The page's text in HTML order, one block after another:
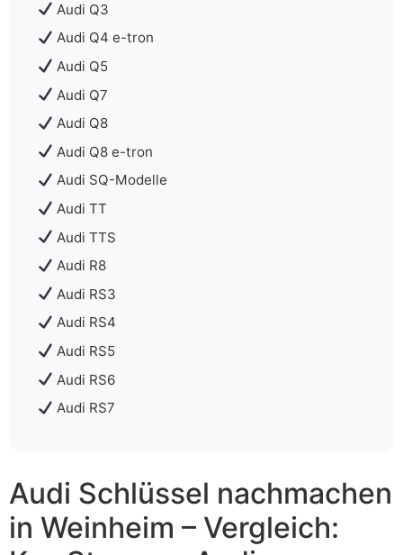
Audi Q3
Audi Q4 e-tron
Audi Q5
Audi Q7
Audi Q8
Audi Q8 e-tron
Audi SQ-Modelle
Audi TT
Audi TTS
Audi R8
Audi RS3
Audi RS4
Audi RS5
Audi RS6
Audi RS7
Audi Schlüssel nachmachen
in Weinheim – Vergleich: